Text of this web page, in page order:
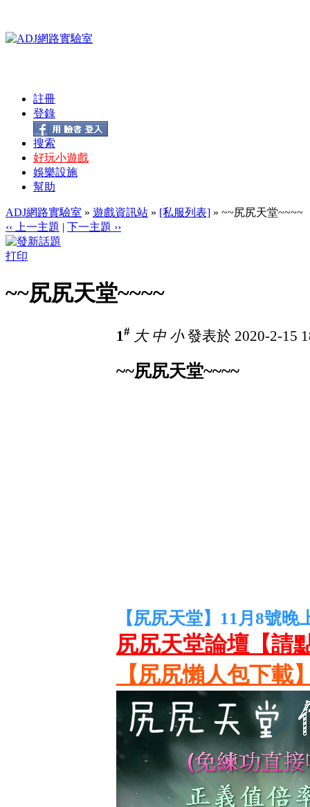
註冊
登錄
搜索
好玩小遊戲
娛樂設施
幫助
ADJ網路實驗室 » 遊戲資訊站 » [私服列表] » ~~尻尻天堂~~~~
‹‹ 上一主題 | 下一主題 ››
打印
~~尻尻天堂~~~~
1# 大 中 小發表於 2020-2-15
~~尻尻天堂~~~~
【尻尻天堂】11月8號
尻尻天堂論壇【請
【尻尻懶人包下載